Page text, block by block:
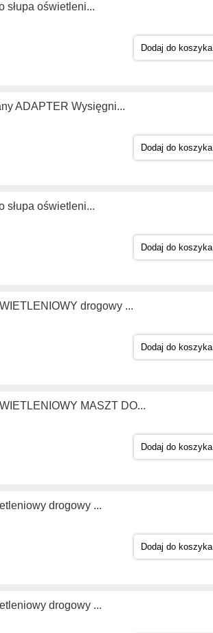
słupa oświetleni...
Dodaj do koszyka
ADAPTER Wysięgni...
Dodaj do koszyka
słupa oświetleni...
Dodaj do koszyka
drogowy ...
Dodaj do koszyka
MASZT DO...
Dodaj do koszyka
drogowy ...
Dodaj do koszyka
drogowy ...